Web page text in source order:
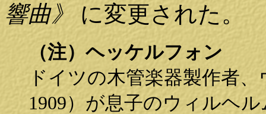
響曲》
に変更された。
（注）ヘッケルフォン
ドイツの木管楽器製作者
1909）が息子のウィルヘ